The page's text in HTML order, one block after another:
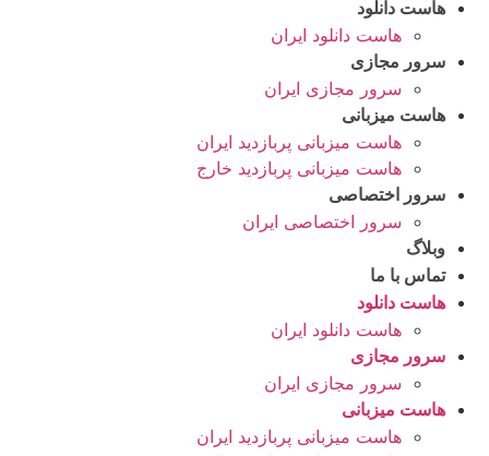
هاست دانلود
هاست دانلود ایران
سرور مجازی
سرور مجازی ایران
هاست میزبانی
هاست میزبانی پربازدید ایران
هاست میزبانی پربازدید خارج
سرور اختصاصی
سرور اختصاصی ایران
وبلاگ
تماس با ما
هاست دانلود
هاست دانلود ایران
سرور مجازی
سرور مجازی ایران
هاست میزبانی
هاست میزبانی پربازدید ایران